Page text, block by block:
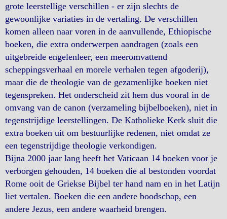
grote leerstellige verschillen - er zijn slechts de
gewoonlijke variaties in de vertaling. De verschillen
komen alleen naar voren in de aanvullende, Ethiopische
boeken, die extra onderwerpen aandragen (zoals een
uitgebreide engelenleer, een meeromvattend
scheppingsverhaal en morele verhalen tegen afgoderij),
maar die de theologie van de gezamenlijke boeken niet
tegenspreken. Het onderscheid zit hem dus vooral in de
omvang van de canon (verzameling bijbelboeken), niet in
tegenstrijdige leerstellingen. De Katholieke Kerk sluit die
extra boeken uit om bestuurlijke redenen, niet omdat ze
een tegenstrijdige theologie verkondigen.
Bijna 2000 jaar lang heeft het Vaticaan 14 boeken voor je
verborgen gehouden, 14 boeken die al bestonden voordat
Rome ooit de Griekse Bijbel ter hand nam en in het Latijn
liet vertalen. Boeken die een andere boodschap, een
andere Jezus, een andere waarheid brengen.